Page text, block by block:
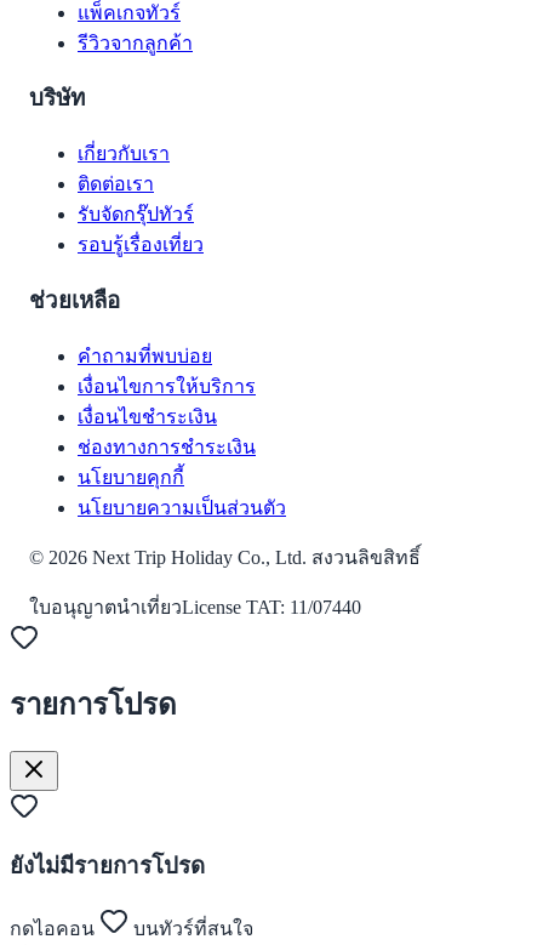
แพ็คเกจทัวร์
รีวิวจากลูกค้า
บริษัท
เกี่ยวกับเรา
ติดต่อเรา
รับจัดกรุ๊ปทัวร์
รอบรู้เรื่องเที่ยว
ช่วยเหลือ
คำถามที่พบบ่อย
เงื่อนไขการให้บริการ
เงื่อนไขชำระเงิน
ช่องทางการชำระเงิน
นโยบายคุกกี้
นโยบายความเป็นส่วนตัว
© 2026 Next Trip Holiday Co., Ltd. สงวนลิขสิทธิ์
ใบอนุญาตนำเที่ยวLicense TAT: 11/07440
รายการโปรด
ยังไม่มีรายการโปรด
กดไอคอน
บนทัวร์ที่สนใจ